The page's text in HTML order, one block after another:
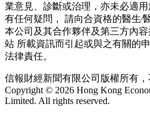
業意見、診斷或治理，亦未必適
有任何疑問， 請向合資格的醫生∕
本公司及其合作夥伴及第三方內
站 所載資訊而引起或與之有關的
法律責任。
信報財經新聞有限公司版權所有，
Copyright © 2026 Hong Kong
Limited. All rights reserved.